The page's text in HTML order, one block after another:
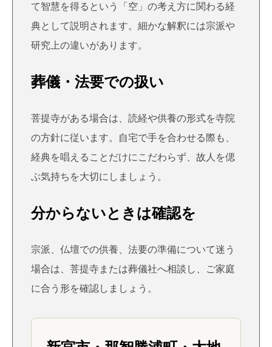
て智慧を得るという「空」の考え方に関わる経
典として説明されます。細かな解釈には宗派や
研究上の違いがあります。
葬儀・法要での扱い
菩提寺がある場合は、読経や供養の形式を寺院
の方針に従います。自宅で手を合わせる際も、
経典を唱えることだけにこだわらず、故人を偲
ぶ気持ちを大切にしましょう。
分からないときは確認を
宗派、仏壇での供養、法要の準備について迷う
場合は、菩提寺または葬儀社へ相談し、ご家庭
に合う形を確認しましょう。